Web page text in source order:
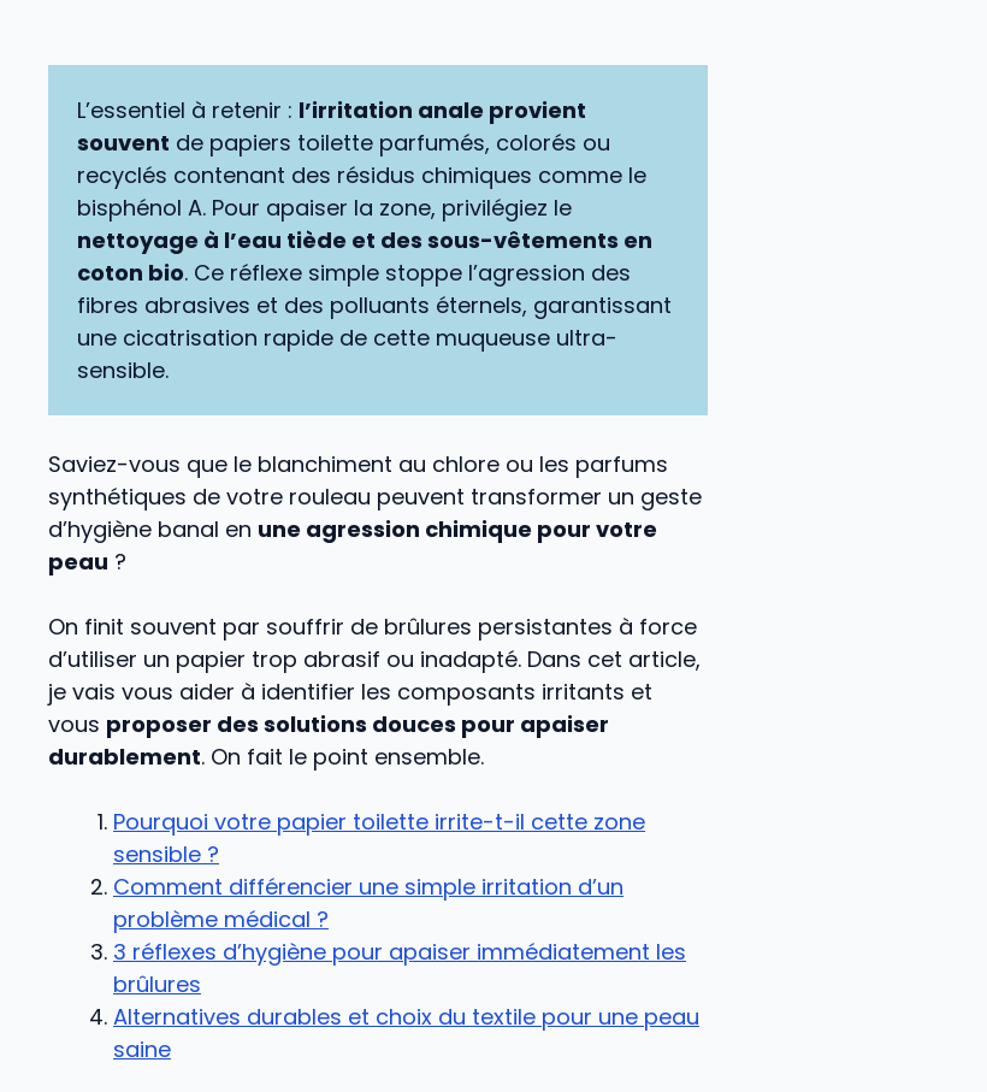
L’essentiel à retenir : l’irritation anale provient
souvent de papiers toilette parfumés, colorés ou
recyclés contenant des résidus chimiques comme le
bisphénol A. Pour apaiser la zone, privilégiez le
nettoyage à l’eau tiède et des sous-vêtements en
coton bio. Ce réflexe simple stoppe l’agression des
fibres abrasives et des polluants éternels, garantissant
une cicatrisation rapide de cette muqueuse ultra-
sensible.
Saviez-vous que le blanchiment au chlore ou les parfums
synthétiques de votre rouleau peuvent transformer un geste
d’hygiène banal en une agression chimique pour votre
peau ?
On finit souvent par souffrir de brûlures persistantes à force
d’utiliser un papier trop abrasif ou inadapté. Dans cet article,
je vais vous aider à identifier les composants irritants et
vous proposer des solutions douces pour apaiser
durablement. On fait le point ensemble.
Pourquoi votre papier toilette irrite-t-il cette zone
sensible ?
Comment différencier une simple irritation d’un
problème médical ?
3 réflexes d’hygiène pour apaiser immédiatement les
brûlures
Alternatives durables et choix du textile pour une peau
saine